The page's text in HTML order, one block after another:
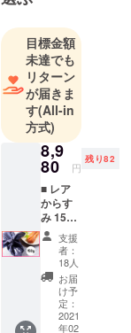
料理人とし
ての努力は
もちろん、
新しいこと
にもチャレ
ンジする姿
勢を貫いて
いきたいと
思っており
日本には素
晴らしい食
材があり、
生産者の
方々がいま
す。
目標金額
未達でも
リターン
が届きま
す(All-in
方式)
8,9
80 円
残り82
■ レア
からす
み 150g
■ 通常
9,980円
→8,980
円
（10%
OFF） ※
100名限
支援
者：
18人
お届
け予
定：
2021
年02